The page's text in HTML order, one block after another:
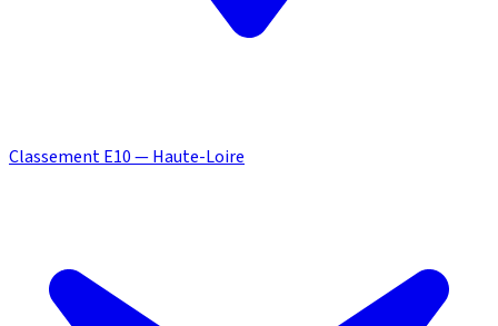
Classement E10 — Haute-Loire